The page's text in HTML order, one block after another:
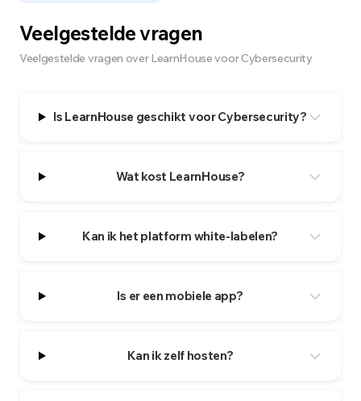
Veelgestelde vragen
Veelgestelde vragen over LearnHouse voor Cybersecurity
Is LearnHouse geschikt voor Cybersecurity?
Wat kost LearnHouse?
Kan ik het platform white-labelen?
Is er een mobiele app?
Kan ik zelf hosten?